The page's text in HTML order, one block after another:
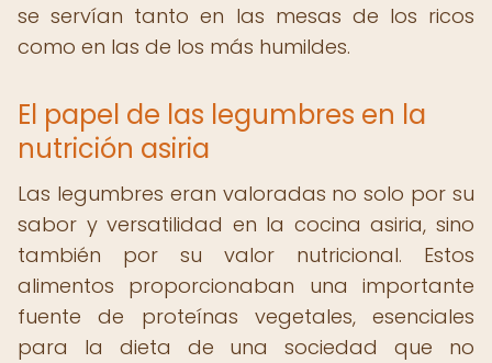
se servían tanto en las mesas de los ricos
como en las de los más humildes.
El papel de las legumbres en la
nutrición asiria
Las legumbres eran valoradas no solo por su
sabor y versatilidad en la cocina asiria, sino
también por su valor nutricional. Estos
alimentos proporcionaban una importante
fuente de proteínas vegetales, esenciales
para la dieta de una sociedad que no